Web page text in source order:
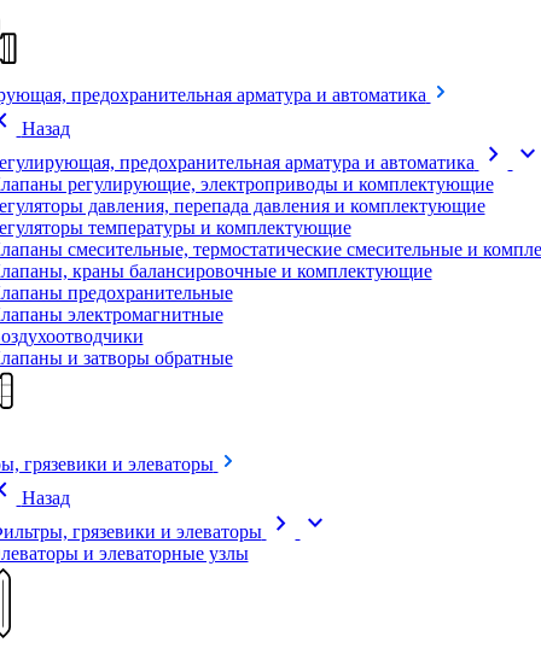
предохранительная арматура и автоматика
Назад
предохранительная арматура и автоматика
chevron_right expand_more
регулирующие, электроприводы и комплектующие
давления, перепада давления и комплектующие
температуры и комплектующие
смесительные, термостатические смесительные и
краны балансировочные и комплектующие
предохранительные
электромагнитные
и затворы обратные
грязевики и элеваторы
Назад
грязевики и элеваторы
chevron_right expand_more
и элеваторные узлы